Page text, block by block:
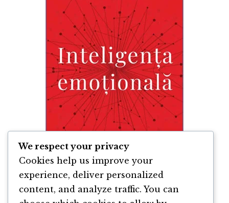
Inteligenta Emotională de Daniel
We respect your privacy
Cookies help us improve your
experience, deliver personalized
content, and analyze traffic. You can